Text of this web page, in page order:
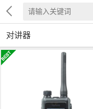
对讲器